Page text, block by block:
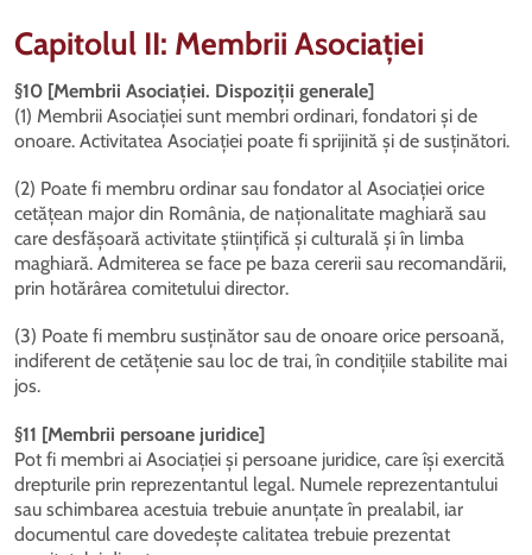
Capitolul II: Membrii Asociației
§10 [Membrii Asociației. Dispoziții generale]
(1) Membrii Asociației sunt membri ordinari, fondatori și de
onoare. Activitatea Asociației poate fi sprijinită și de susținători.
(2) Poate fi membru ordinar sau fondator al Asociației orice
cetățean major din România, de naționalitate maghiară sau
care desfășoară activitate științifică și culturală și în limba
maghiară. Admiterea se face pe baza cererii sau recomandării,
prin hotărârea comitetului director.
(3) Poate fi membru susținător sau de onoare orice persoană,
indiferent de cetățenie sau loc de trai, în condițiile stabilite mai
jos.
§11 [Membrii persoane juridice]
Pot fi membri ai Asociației și persoane juridice, care își exercită
drepturile prin reprezentantul legal. Numele reprezentantului
sau schimbarea acestuia trebuie anunțate în prealabil, iar
documentul care dovedește calitatea trebuie prezentat